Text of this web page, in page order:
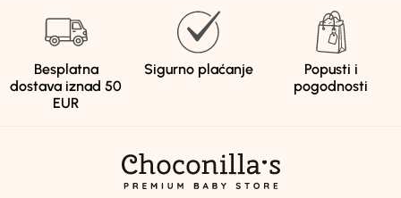
Besplatna
dostava iznad 50
EUR
Sigurno plaćanje
Popusti i
pogodnosti